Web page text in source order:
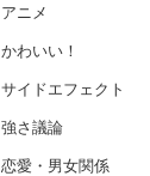
アニメ
かわいい！
サイドエフェクト
強さ議論
恋愛・男女関係